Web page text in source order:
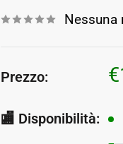
Nessuna
Prezzo:
🏬 Disponibilità: